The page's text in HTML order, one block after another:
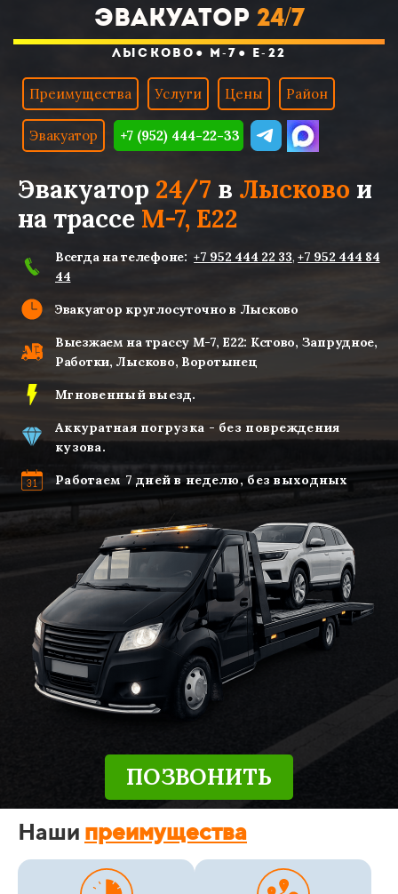
ЭВАКУАТОР 24/7
лысково● М-7 ● Е-22
Преимущества Услуги Цены Район
Эвакуатор +7 (952) 444-22-33
Эвакуатор 24/7 в Лысково и
на трассе М-7, Е22
Всегда на телефоне: +7 952 444 22 33, +7 952 444 84
44
Эвакуатор круглосуточно в Лысково
Выезжаем на трассу М-7, Е22: Кстово, Запрудное,
Работки, Лысково, Воротынец
Мгновенный выезд.
Аккуратная погрузка - без повреждения
кузова.
Работаем 7 дней в неделю, без выходных
ПОЗВОНИТЬ
Наши преимущества